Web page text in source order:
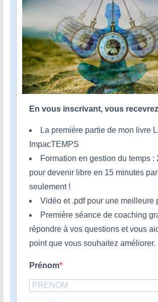
En vous inscrivant, vous
La première partie de mon livre
ImpacTEMPS
Formation en gestion du temps :
pour devenir libre en 15 minutes
seulement !
Vidéo et .pdf pour une meilleure
Première séance de coaching
répondre à vos questions et vous
point que vous souhaitez améliorer.
Prénom